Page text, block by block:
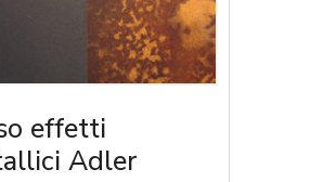
effetti
Adler